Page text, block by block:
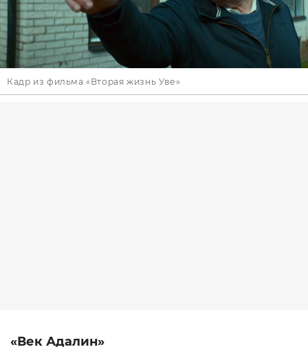
Кадр из фильма «Вторая жизнь Уве»
«Век Адалин»